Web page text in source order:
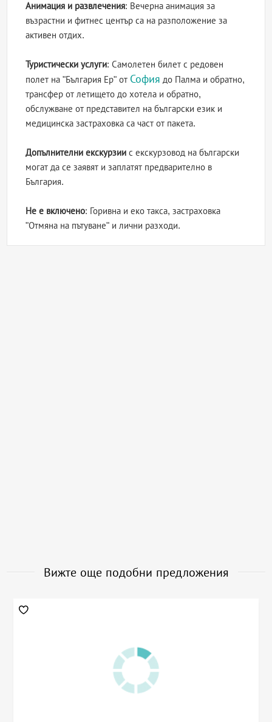
Анимация и развлечения: Вечерна анимация за
възрастни и фитнес център са на разположение за
активен отдих.
Туристически услуги: Самолетен билет с редовен
полет на "България Ер" от София до Палма и обратно,
трансфер от летището до хотела и обратно,
обслужване от представител на български език и
медицинска застраховка са част от пакета.
Допълнителни екскурзии с екскурзовод на български
могат да се заявят и заплатят предварително в
България.
Не е включено: Горивна и еко такса, застраховка
"Отмяна на пътуване" и лични разходи.
Вижте още подобни предложения